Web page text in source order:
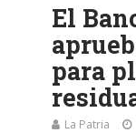
El
para
La Patria